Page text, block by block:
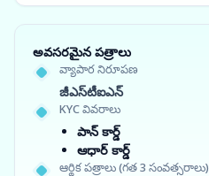
అవసరమైన పత్రాలు
వ్యాపార నిరూపణ
జీఎస్‌టీఐఎన్
KYC వివరాలు
పాన్ కార్డ్
ఆధార్ కార్డ్
ఆర్థిక పత్రాలు (గత 3 సంవత్సరాలు)